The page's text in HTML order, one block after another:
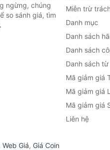
ngừng, chúng
so sánh giá, tìm
Miễn trừ
Danh mục
Danh sách
Danh sách
Danh sách từ
Mã giảm giá
Mã giảm giá
Mã giảm giá
Liên hệ
Web Giá, Giá Coin